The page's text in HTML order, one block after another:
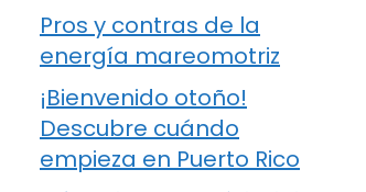
Pros y contras de la
energía mareomotriz
¡Bienvenido otoño!
Descubre cuándo
empieza en Puerto Rico